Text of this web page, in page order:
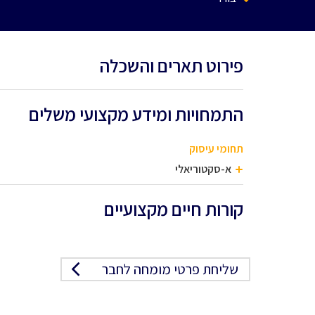
פירוט תארים והשכלה
התמחויות ומידע מקצועי משלים
תחומי עיסוק
א-סקטוריאלי
קורות חיים מקצועיים
שליחת פרטי מומחה לחבר